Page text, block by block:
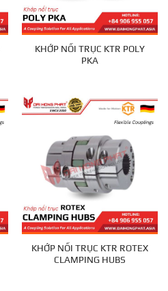
KHỚP NỐI TRỤC KTR POLY
PKA
KHỚP NỐI TRỤC KTR ROTEX
CLAMPING HUBS